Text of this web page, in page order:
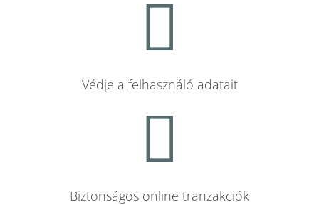
Védje a felhasználó adatait
Biztonságos online tranzakciók